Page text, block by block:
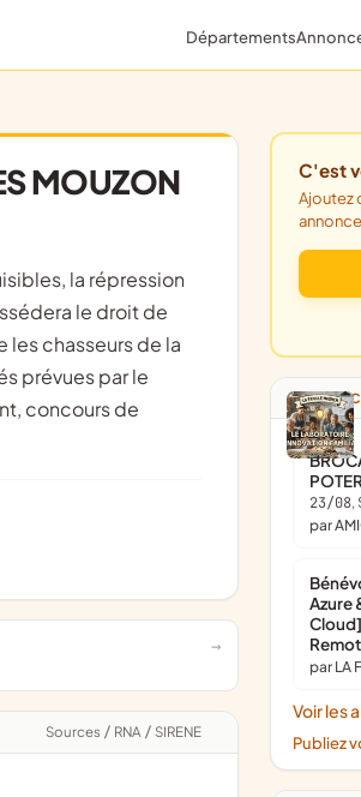
Départements
MOUZON
le droit de
chasseurs de la
prévues par le
concours de
Sources / RNA / SIRENE
Ajoutez contact, activités, photos et
23/08,
par
Azure
par LA
Voir les
Publiez